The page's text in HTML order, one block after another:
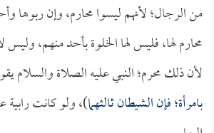
من الرجال؛ لأنهم ليسوا محارم، وإن ربوها
محارم لها، فليس لها الخلوة بأحد منهم،
لأن ذلك محرم؛ النبي عليه الصلاة والسلام
بامرأة؛ فإن الشيطان ثالثهما)، ولو كانت رابية